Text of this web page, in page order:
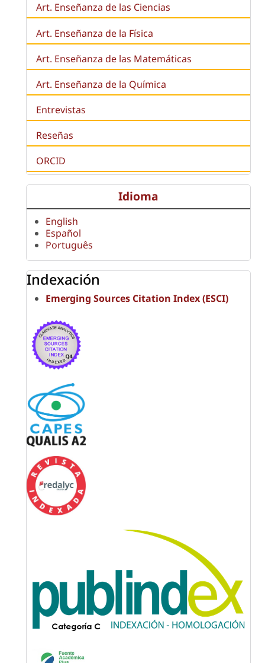
Art. Enseñanza de las Ciencias
Art. Enseñanza de la Física
Art. Enseñanza de las Matemáticas
Art. Enseñanza de la Química
Entrevistas
Reseñas
ORCID
Idioma
English
Español
Português
Indexación
Emerging Sources Citation Index (ESCI)